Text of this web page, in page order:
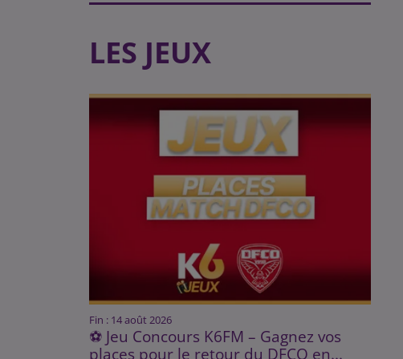
LES JEUX
Fin : 14 août 2026
⚽ Jeu Concours K6FM – Gagnez vos
places pour le retour du DFCO en...